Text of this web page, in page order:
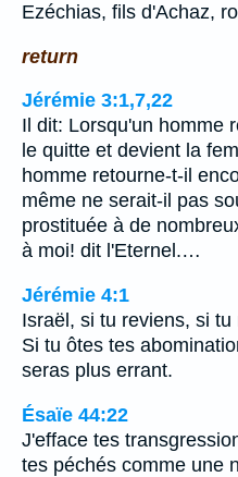
Ezéchias, fils d'Achaz,
return
Jérémie 3:1,7,22
Il dit: Lorsqu'un homme
le quitte et devient la
homme retourne-t-il
même ne serait-il pas
prostituée à de
à moi! dit l'Eternel.…
Jérémie 4:1
Israël, si tu reviens, si
Si tu ôtes tes
seras plus errant.
Ésaïe 44:22
J'efface tes
tes péchés comme une